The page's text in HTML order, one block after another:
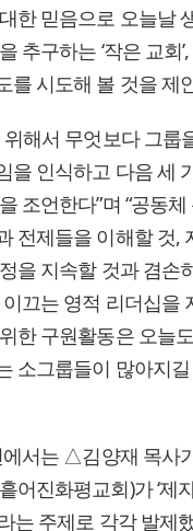
한 믿음으로 오늘날
추구하는 ‘작은 교회
를 시도해 볼 것을 제
위해서 무엇보다 그룹
을 인식하고 다음 세
조언한다”며 “공동
전제들을 이해할 것,
을 지속할 것과 겸손
끄는 영적 리더십을
한 구원활동은 오늘
소그룹들이 많아지
서는 △김양재 목사가
어진화평교회)가 ‘제
는 주제로 각각 발제